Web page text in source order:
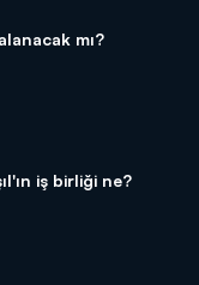
mı?
iş birliği ne?